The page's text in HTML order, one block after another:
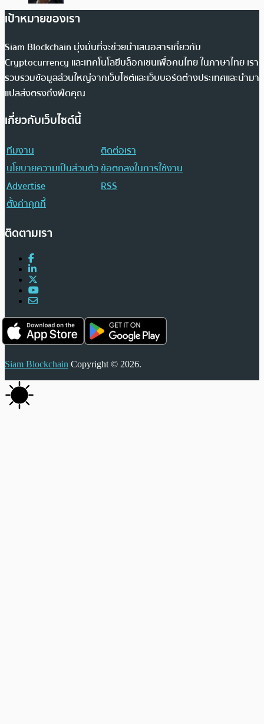
เป้าหมายของเรา
Siam Blockchain มุ่งมั่นที่จะช่วยนำเสนอสารเกี่ยวกับ
Cryptocurrency และเทคโนโลยีบล็อกเชนเพื่อคนไทย ในภาษาไทย เรา
รวบรวมข้อมูลส่วนใหญ่จากเว็บไซต์และเว็บบอร์ดต่างประเทศและนำมา
แปลส่งตรงถึงฟีดคุณ
เกี่ยวกับเว็บไซต์นี้
ทีมงาน
ติดต่อเรา
นโยบายความเป็นส่วนตัวข้อตกลงในการใช้งาน
Advertise
RSS
ตั้งค่าคุกกี้
ติดตามเรา
Siam Blockchain Copyright © 2026.